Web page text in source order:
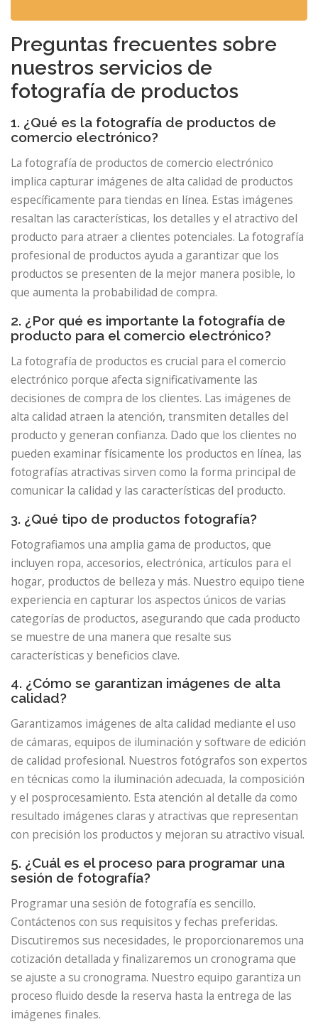
Preguntas frecuentes sobre
nuestros servicios de
fotografía de productos
1. ¿Qué es la fotografía de productos de
comercio electrónico?
La fotografía de productos de comercio electrónico
implica capturar imágenes de alta calidad de productos
específicamente para tiendas en línea. Estas imágenes
resaltan las características, los detalles y el atractivo del
producto para atraer a clientes potenciales. La fotografía
profesional de productos ayuda a garantizar que los
productos se presenten de la mejor manera posible, lo
que aumenta la probabilidad de compra.
2. ¿Por qué es importante la fotografía de
producto para el comercio electrónico?
La fotografía de productos es crucial para el comercio
electrónico porque afecta significativamente las
decisiones de compra de los clientes. Las imágenes de
alta calidad atraen la atención, transmiten detalles del
producto y generan confianza. Dado que los clientes no
pueden examinar físicamente los productos en línea, las
fotografías atractivas sirven como la forma principal de
comunicar la calidad y las características del producto.
3. ¿Qué tipo de productos fotografía?
Fotografiamos una amplia gama de productos, que
incluyen ropa, accesorios, electrónica, artículos para el
hogar, productos de belleza y más. Nuestro equipo tiene
experiencia en capturar los aspectos únicos de varias
categorías de productos, asegurando que cada producto
se muestre de una manera que resalte sus
características y beneficios clave.
4. ¿Cómo se garantizan imágenes de alta
calidad?
Garantizamos imágenes de alta calidad mediante el uso
de cámaras, equipos de iluminación y software de edición
de calidad profesional. Nuestros fotógrafos son expertos
en técnicas como la iluminación adecuada, la composición
y el posprocesamiento. Esta atención al detalle da como
resultado imágenes claras y atractivas que representan
con precisión los productos y mejoran su atractivo visual.
5. ¿Cuál es el proceso para programar una
sesión de fotografía?
Programar una sesión de fotografía es sencillo.
Contáctenos con sus requisitos y fechas preferidas.
Discutiremos sus necesidades, le proporcionaremos una
cotización detallada y finalizaremos un cronograma que
se ajuste a su cronograma. Nuestro equipo garantiza un
proceso fluido desde la reserva hasta la entrega de las
imágenes finales.